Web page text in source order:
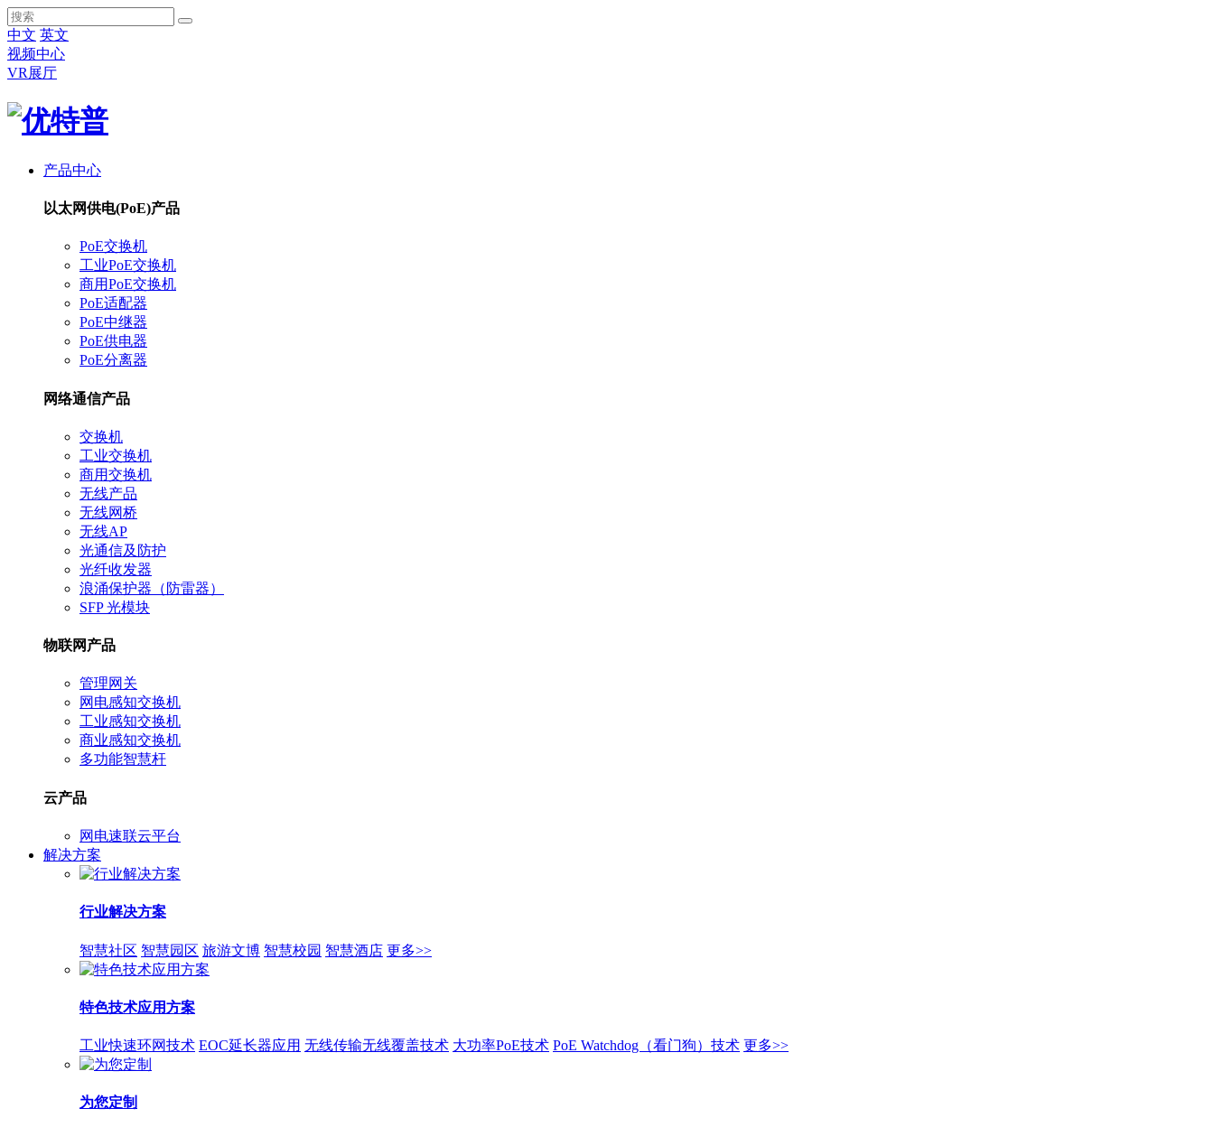
中文 英文
视频中心
VR展厅
产品中心
以太网供电(PoE)产品
PoE交换机
工业PoE交换机
商用PoE交换机
PoE适配器
PoE中继器
PoE供电器
PoE分离器
网络通信产品
交换机
工业交换机
商用交换机
无线产品
无线网桥
无线AP
光通信及防护
光纤收发器
浪涌保护器（防雷器）
SFP 光模块
物联网产品
管理网关
网电感知交换机
工业感知交换机
商业感知交换机
多功能智慧杆
云产品
网电速联云平台
解决方案
行业解决方案
智慧社区 智慧园区 旅游文博 智慧校园 智慧酒店 更多>>
特色技术应用方案
工业快速环网技术 EOC延长器应用 无线传输无线覆盖技术 大功率PoE技术 PoE Watchdog（看门狗）技术 更多>>
为您定制